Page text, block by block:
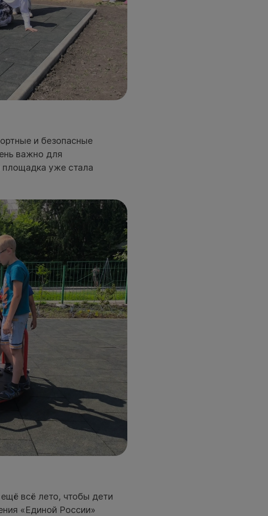
и безопасные
важно для
площадка уже стала
всё лето, чтобы дети
«Единой России»